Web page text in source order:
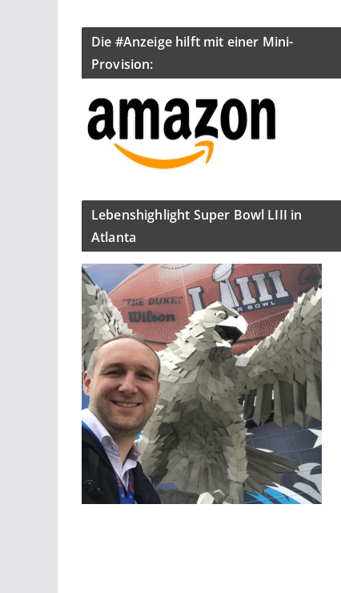
Die #Anzeige hilft mit einer Mini-
Provision:
Lebenshighlight Super Bowl LIII in
Atlanta